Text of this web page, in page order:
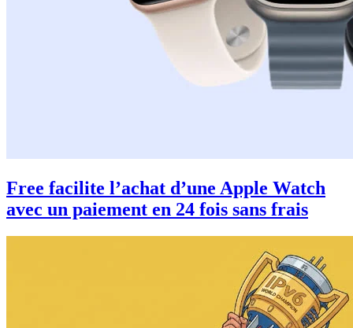
Free facilite l’achat d’une Apple Watch
avec un paiement en 24 fois sans frais